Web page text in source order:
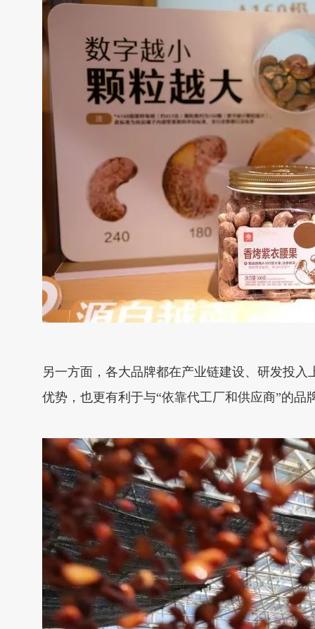
另一方面，各大品牌都在产业链建设、研发投
优势，也更有利于与“依靠代工厂和供应商”的品